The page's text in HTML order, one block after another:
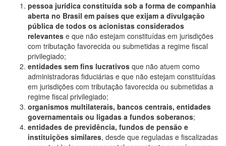
pessoa jurídica constituída sob a forma de companhia
aberta no Brasil em países que exijam a divulgação
pública de todos os acionistas considerados
relevantes e que não estejam constituídas em jurisdições
com tributação favorecida ou submetidas a regime fiscal
privilegiado;
entidades sem fins lucrativos que não atuem como
administradoras fiduciárias e que não estejam constituídas
em jurisdições com tributação favorecida ou submetidas a
regime fiscal privilegiado;
organismos multilaterais, bancos centrais, entidades
governamentais ou ligadas a fundos soberanos;
entidades de previdência, fundos de pensão e
instituições similares, desde que reguladas e fiscalizadas